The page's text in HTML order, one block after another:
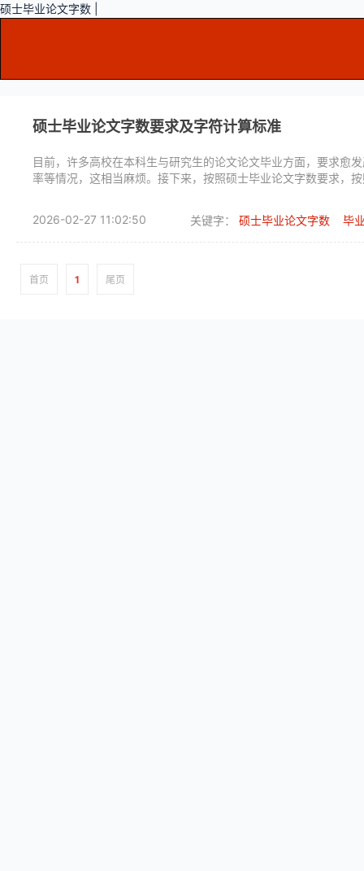
硕士毕业论文字数 |
硕士毕业论文字数要求及字符计算标准
目前，许多高校在本科生与研究生的论文论文毕业方面，要求愈
率等情况，这相当麻烦。接下来，按照硕士毕业论文字数要求，
2026-02-27 11:02:50 关键字： 硕士毕业论文字数 毕
首页 1 尾页